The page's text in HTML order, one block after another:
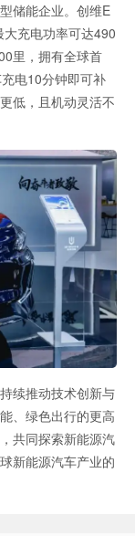
储能企业。创维E
充电功率可达490
里，拥有全球首
电10分钟即可补
低，且机动灵活不
续推动技术创新与
、绿色出行的更高
共同探索新能源汽
新能源汽车产业的